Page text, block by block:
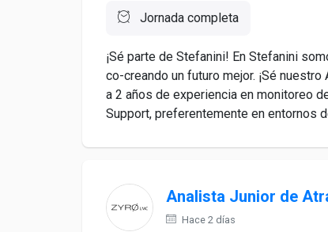
Jornada completa
¡Sé parte de Stefanini! En Stefanini
co-creando un futuro mejor. ¡Sé
a 2 años de experiencia en monitoreo
Support, preferentemente en entornos
Analista Junior de
Hace 2 días